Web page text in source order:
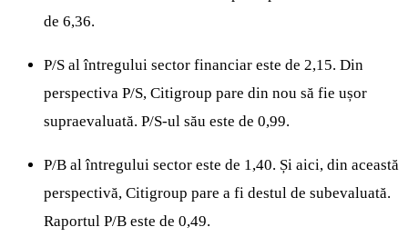
de 6,36.
P/S al întregului sector financiar este de 2,15. Din
perspectiva P/S, Citigroup pare din nou să fie ușor
supraevaluată. P/S-ul său este de 0,99.
P/B al întregului sector este de 1,40. Și aici, din această
perspectivă, Citigroup pare a fi destul de subevaluată.
Raportul P/B este de 0,49.